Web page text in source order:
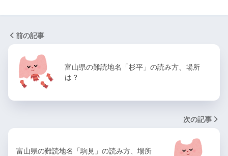
前の記事
富山県の難読地名「杉平」の読み方、場所
は？
次の記事
富山県の難読地名「駒見」の読み方、場所